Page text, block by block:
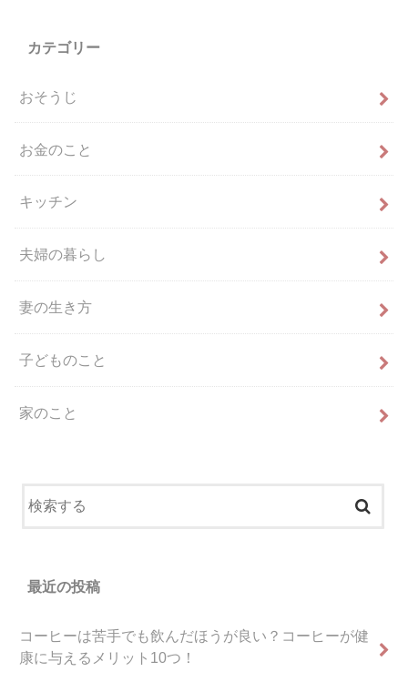
カテゴリー
おそうじ
お金のこと
キッチン
夫婦の暮らし
妻の生き方
子どものこと
家のこと
最近の投稿
コーヒーは苦手でも飲んだほうが良い？コーヒーが健
康に与えるメリット10つ！